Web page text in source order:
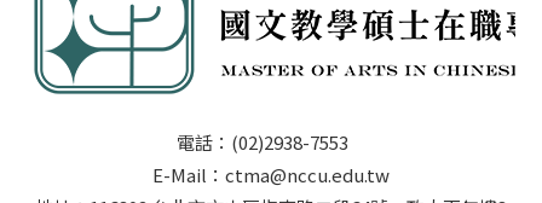
電話：(02)2938-7553
E-Mail：ctma@nccu.edu.tw